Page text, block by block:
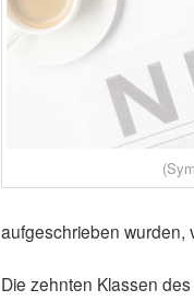
aufgeschrieben wurden,
Die zehnten Klassen